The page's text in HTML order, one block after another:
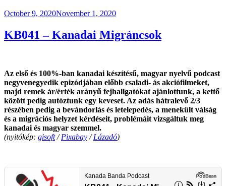
Posted
October 9, 2020November 1, 2020
KB041 – Kanadai Migráncsok
Az első és 100%-ban kanadai készítésű, magyar nyelvű podcast
negyvenegyedik epizódjában előbb csaladi- ás akciófilmeket,
majd remek ár/érték arányű fejhallgatókat ajánlottunk, a kettő
között pedig autóztunk egy keveset. Az adás hátralevő 2/3
részében pedig a bevándorlás és letelepedés, a menekült válság
és a migrációs helyzet kérdéseit, problémáit vizsgáltuk meg
kanadai és magyar szemmel.
(nyitókép: gisoft/Pixabay /Lázadó)